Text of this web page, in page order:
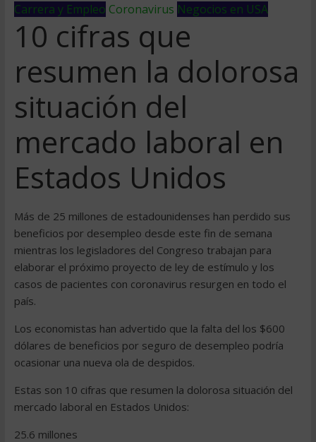
Carrera y Empleo Coronavirus Negocios en USA
10 cifras que
resumen la dolorosa
situación del
mercado laboral en
Estados Unidos
Más de 25 millones de estadounidenses han perdido sus
beneficios por desempleo desde este fin de semana
mientras los legisladores del Congreso trabajan para
elaborar el próximo proyecto de ley de estímulo y los
casos de pacientes con coronavirus resurgen en todo el
país.
Los economistas han advertido que la falta del los $600
dólares de beneficios por seguro de desempleo podría
ocasionar una nueva ola de despidos.
Estas son 10 cifras que resumen la dolorosa situación del
mercado laboral en Estados Unidos:
25.6 millones